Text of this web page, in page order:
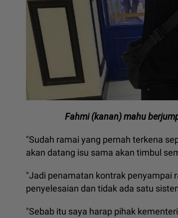
Fahmi (kanan) mahu
"Sudah ramai yang pernah terkena
akan datang isu sama akan timbul
"Jadi penamatan kontrak penyampai
penyelesaian dan tidak ada satu
"Sebab itu saya harap pihak